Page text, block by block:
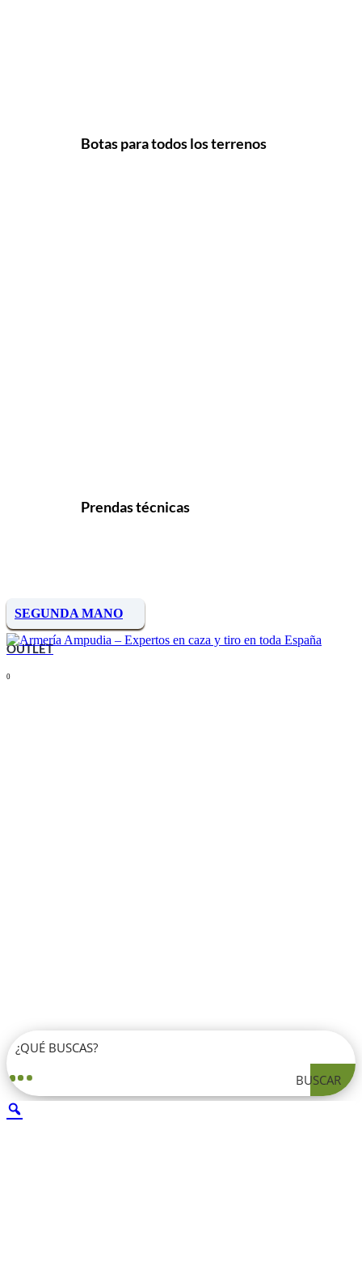
Botas para todos los terrenos
Prendas técnicas
SEGUNDA MANO
OUTLET
0
BUSCAR